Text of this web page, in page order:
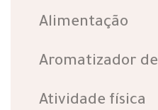
Alimentação
Aromatizador
Atividade física